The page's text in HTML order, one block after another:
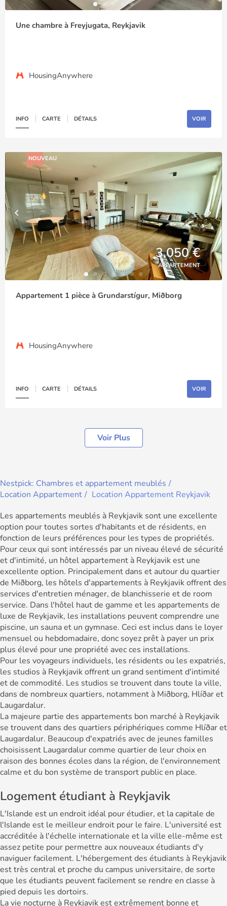
Une chambre à Freyjugata, Reykjavik
HousingAnywhere
INFO CARTE DÉTAILS VOIR
NOUVEAU
3,050 €
APPARTEMENT
Appartement 1 pièce à Grundarstígur, Miðborg
HousingAnywhere
INFO CARTE DÉTAILS VOIR
Voir Plus
Nestpick: Chambres et appartement meublés
Location Appartement
Location Appartement Reykjavik
Les appartements meublés à Reykjavik sont une excellente
option pour toutes sortes d'habitants et de résidents, en
fonction de leurs préférences pour les types de propriétés.
Pour ceux qui sont intéressés par un niveau élevé de sécurité
et d'intimité, un hôtel appartement à Reykjavik est une
excellente option. Principalement dans et autour du quartier
de Miðborg, les hôtels d'appartements à Reykjavik offrent des
services d'entretien ménager, de blanchisserie et de room
service. Dans l'hôtel haut de gamme et les appartements de
luxe de Reykjavik, les installations peuvent comprendre une
piscine, un sauna et un gymnase. Ceci est inclus dans le loyer
mensuel ou hebdomadaire, donc soyez prêt à payer un prix
plus élevé pour une propriété avec ces installations.
Pour les voyageurs individuels, les résidents ou les expatriés,
les studios à Reykjavik offrent un grand sentiment d'intimité
et de commodité. Les studios se trouvent dans toute la ville,
dans de nombreux quartiers, notamment à Miðborg, Hlíðar et
Laugardalur.
La majeure partie des appartements bon marché à Reykjavik
se trouvent dans des quartiers périphériques comme Hlíðar et
Laugardalur. Beaucoup d'expatriés avec de jeunes familles
choisissent Laugardalur comme quartier de leur choix en
raison des bonnes écoles dans la région, de l'environnement
calme et du bon système de transport public en place.
Logement étudiant à Reykjavik
L'Islande est un endroit idéal pour étudier, et la capitale de
l'Islande est le meilleur endroit pour le faire. L'université est
accréditée à l'échelle internationale et la ville elle-même est
assez petite pour permettre aux nouveaux étudiants d'y
naviguer facilement. L'hébergement des étudiants à Reykjavik
est très central et proche du campus universitaire, de sorte
que les étudiants peuvent facilement se rendre en classe à
pied depuis les dortoirs.
La vie nocturne à Reykjavik est extrêmement bonne et